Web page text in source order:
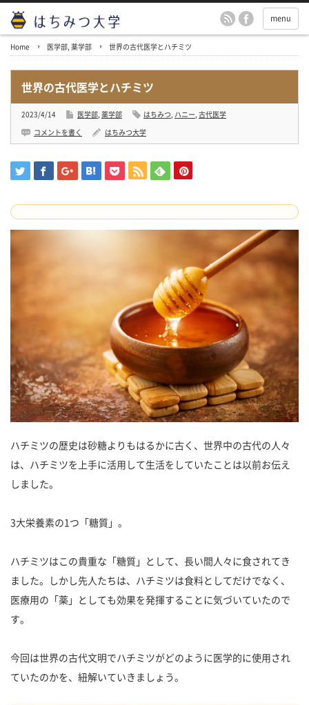
menu
Home 医学部, 薬学部 世界の古代医学とハチミツ
世界の古代医学とハチミツ
2023/4/14 医学部, 薬学部 はちみつ, ハニー, 古代医学
コメントを書く
はちみつ大学
ハチミツの歴史は砂糖よりもはるかに古く、世界中の古代の人々
は、ハチミツを上手に活用して生活をしていたことは以前お伝え
しました。
3大栄養素の1つ「糖質」。
ハチミツはこの貴重な「糖質」として、長い間人々に食されてき
ました。しかし先人たちは、ハチミツは食料としてだけでなく、
医療用の「薬」としても効果を発揮することに気づいていたので
す。
今回は世界の古代文明でハチミツがどのように医学的に使用され
ていたのかを、紐解いていきましょう。